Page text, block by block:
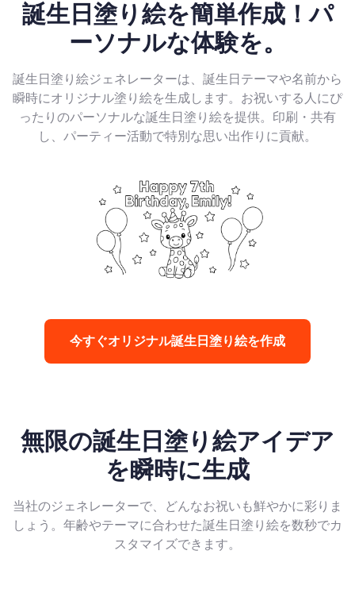
誕生日塗り絵を簡単作成！パ
ーソナルな体験を。
誕生日塗り絵ジェネレーターは、誕生日テーマや名前から
瞬時にオリジナル塗り絵を生成します。お祝いする人にぴ
ったりのパーソナルな誕生日塗り絵を提供。印刷・共有
し、パーティー活動で特別な思い出作りに貢献。
今すぐオリジナル誕生日塗り絵を作成
無限の誕生日塗り絵アイデア
を瞬時に生成
当社のジェネレーターで、どんなお祝いも鮮やかに彩りま
しょう。年齢やテーマに合わせた誕生日塗り絵を数秒でカ
スタマイズできます。